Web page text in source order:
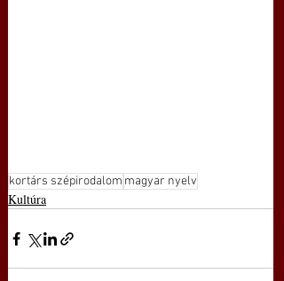
kortárs szépirodalom magyar nyelv
Kultúra